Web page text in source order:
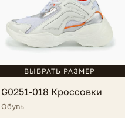
ВЫБРАТЬ РАЗМЕР
G0251-018 Кроссовки
Обувь